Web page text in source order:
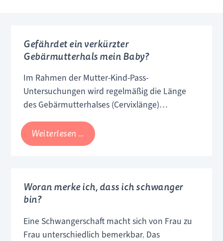
Gefährdet ein verkürzter
Gebärmutterhals mein Baby?
Im Rahmen der Mutter-Kind-Pass-
Untersuchungen wird regelmäßig die Länge
des Gebärmutterhalses (Cervixlänge)
äußeren mit dem inneren Muttermund und ist
von Frau zu Frau unterschiedlich lang. Wenige
Weiterlesen … Gefährdet
ein
mein
Woran merke ich, dass ich schwanger
bin?
Eine Schwangerschaft macht sich von Frau zu
Frau unterschiedlich bemerkbar. Das